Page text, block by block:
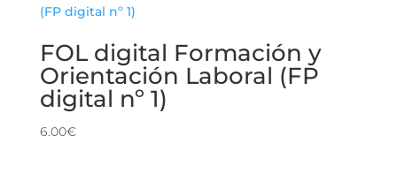
FOL digital Formación y
Orientación Laboral (FP
digital nº 1)
6.00€